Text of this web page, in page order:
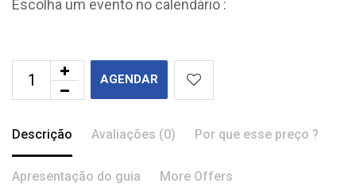
Escolha um evento no calendário :
AGENDAR
Descrição Avaliações (0) Por que esse preço ?
Apresentação do guia More Offers